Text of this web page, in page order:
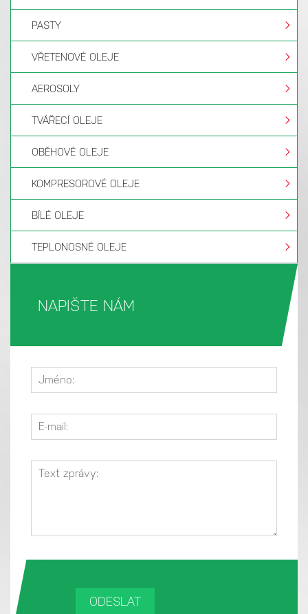
PASTY
VŘETENOVÉ OLEJE
AEROSOLY
TVÁŘECÍ OLEJE
OBĚHOVÉ OLEJE
KOMPRESOROVÉ OLEJE
BÍLÉ OLEJE
TEPLONOSNÉ OLEJE
NAPIŠTE NÁM